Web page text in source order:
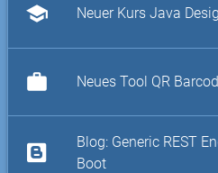
school Neuer Kurs Java
work Neues Tool QR
Blog: Generic REST
Boot